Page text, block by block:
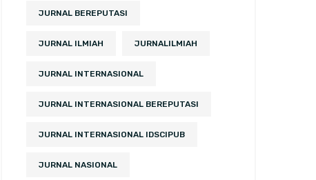
JURNAL BEREPUTASI
JURNAL ILMIAH JURNALILMIAH
JURNAL INTERNASIONAL
JURNAL INTERNASIONAL BEREPUTASI
JURNAL INTERNASIONAL IDSCIPUB
JURNAL NASIONAL